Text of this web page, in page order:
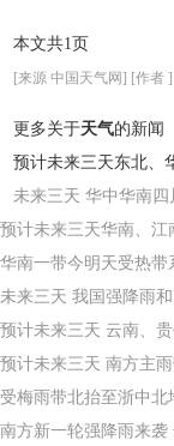
本文共1页
[来源 中国天气网] [作者 ]
更多关于天气的新闻
预计未来三天东北、
未来三天 华中华南
预计未来三天华南、
华南一带今明天受热
未来三天 我国强降雨
预计未来三天 云南、
预计未来三天 南方主
受梅雨带北抬至浙中
南方新一轮强降雨来